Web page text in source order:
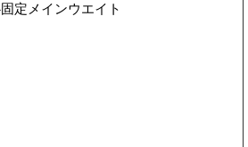
定メインウエイト